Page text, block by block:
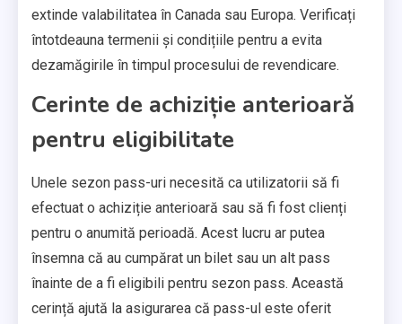
extinde valabilitatea în Canada sau Europa. Verificați
întotdeauna termenii și condițiile pentru a evita
dezamăgirile în timpul procesului de revendicare.
Cerinte de achiziție anterioară
pentru eligibilitate
Unele sezon pass-uri necesită ca utilizatorii să fi
efectuat o achiziție anterioară sau să fi fost clienți
pentru o anumită perioadă. Acest lucru ar putea
însemna că au cumpărat un bilet sau un alt pass
înainte de a fi eligibili pentru sezon pass. Această
cerință ajută la asigurarea că pass-ul este oferit